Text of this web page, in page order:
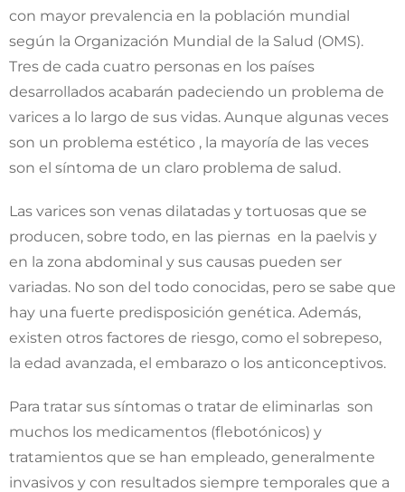
con mayor prevalencia en la población mundial
según la Organización Mundial de la Salud (OMS).
Tres de cada cuatro personas en los países
desarrollados acabarán padeciendo un problema de
varices a lo largo de sus vidas. Aunque algunas veces
son un problema estético , la mayoría de las veces
son el síntoma de un claro problema de salud.
Las varices son venas dilatadas y tortuosas que se
producen, sobre todo, en las piernas en la paelvis y
en la zona abdominal y sus causas pueden ser
variadas. No son del todo conocidas, pero se sabe que
hay una fuerte predisposición genética. Además,
existen otros factores de riesgo, como el sobrepeso,
la edad avanzada, el embarazo o los anticonceptivos.
Para tratar sus síntomas o tratar de eliminarlas son
muchos los medicamentos (flebotónicos) y
tratamientos que se han empleado, generalmente
invasivos y con resultados siempre temporales que a